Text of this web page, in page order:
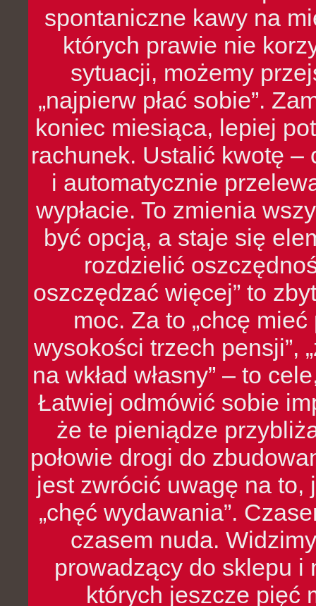
spontaniczne kawy na
których prawie nie
sytuacji, możemy
„najpierw płać sobie”.
koniec miesiąca, lepiej
rachunek. Ustalić kwotę
i automatycznie
wypłacie. To zmienia
być opcją, a staje się
rozdzielić
oszczędzać więcej” to
moc. Za to „chcę
wysokości trzech pensji”,
na wkład własny” – to
Łatwiej odmówić sobie
że te pieniądze
połowie drogi do
jest zwrócić uwagę na to,
„chęć wydawania”.
czasem nuda.
prowadzący do sklepu i
których jeszcze pięć